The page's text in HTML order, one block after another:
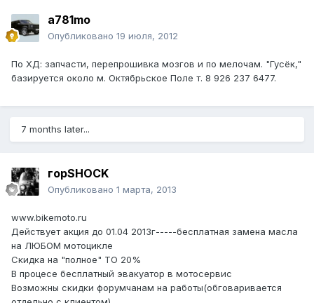
a781mo
Опубликовано 19 июля, 2012
По ХД: запчасти, перепрошивка мозгов и по мелочам. "Гусёк,"
базируется около м. Октябрьское Поле т. 8 926 237 6477.
7 months later...
горSHOCK
Опубликовано 1 марта, 2013
www.bikemoto.ru
Действует акция до 01.04 2013г-----бесплатная замена масла
на ЛЮБОМ мотоцикле
Скидка на "полное" ТО 20%
В процесе бесплатный эвакуатор в мотосервис
Возможны скидки форумчанам на работы(обговаривается